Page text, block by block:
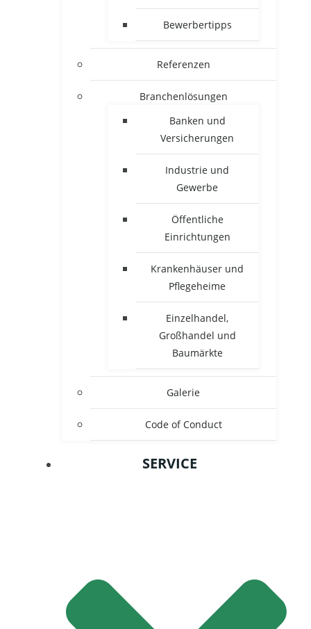
Bewerbertipps
Referenzen
Branchenlösungen
Banken und
Versicherungen
Industrie und
Gewerbe
Öffentliche
Einrichtungen
Krankenhäuser und
Pflegeheime
Einzelhandel,
Großhandel und
Baumärkte
Galerie
Code of Conduct
SERVICE